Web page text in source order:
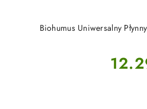
Biohumus Uniwersalny
Cena: